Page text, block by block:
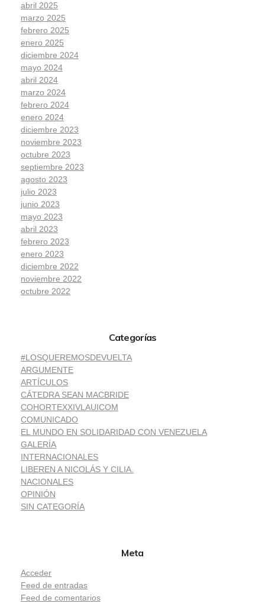
abril 2025
marzo 2025
febrero 2025
enero 2025
diciembre 2024
mayo 2024
abril 2024
marzo 2024
febrero 2024
enero 2024
diciembre 2023
noviembre 2023
octubre 2023
septiembre 2023
agosto 2023
julio 2023
junio 2023
mayo 2023
abril 2023
febrero 2023
enero 2023
diciembre 2022
noviembre 2022
octubre 2022
Categorías
#LOSQUEREMOSDEVUELTA
ARGUMENTE
ARTÍCULOS
CÁTEDRA SEAN MACBRIDE
COHORTEXXIVLAUICOM
COMUNICADO
EL MUNDO EN SOLIDARIDAD CON VENEZUELA
GALERÍA
INTERNACIONALES
LIBEREN A NICOLÁS Y CILIA.
NACIONALES
OPINIÓN
SIN CATEGORÍA
Meta
Acceder
Feed de entradas
Feed de comentarios